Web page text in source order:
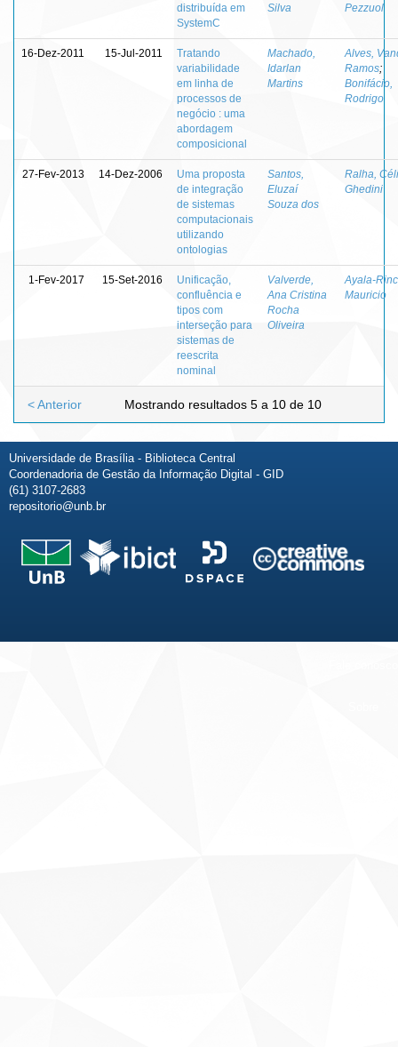
distribuída em
SystemC
Silva
Pezzuol
16-Dez-2011 15-Jul-2011
Tratando
variabilidade
em linha de
processos de
negócio : uma
abordagem
composicional
Machado,
Idarlan
Martins
Alves,
Ramos;
Bonifácio,
Rodrigo
27-Fev-2013 14-Dez-2006
Uma proposta
de integração
de sistemas
computacionais
utilizando
ontologias
Santos,
Eluzaí
Souza dos
Ralha,
Ghedini
1-Fev-2017 15-Set-2016
Unificação,
confluência e
tipos com
interseção para
sistemas de
reescrita
nominal
Valverde,
Ana Cristina
Rocha
Oliveira
Ayala-
Mauricio
Mostrando resultados 5 a 10 de 10
< Anterior
Universidade de Brasília - Biblioteca Central
Coordenadoria de Gestão da Informação Digital - GID
(61) 3107-2683
repositorio@unb.br